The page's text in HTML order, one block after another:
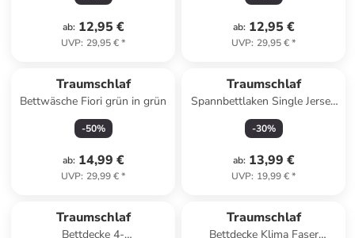
ab: 12,95 €
UVP: 29,95 €*
ab: 12,95 €
UVP: 29,95 €*
Traumschlaf
Bettwäsche Fiori grün in grün
-50%
ab: 14,99 €
UVP: 29,99 €*
Traumschlaf
Spannbettlaken Single Jersey
in grau
-30%
ab: 13,99 €
UVP: 19,99 €*
Traumschlaf
Bettdecke 4-
Traumschlaf
Bettdecke Klima Faser